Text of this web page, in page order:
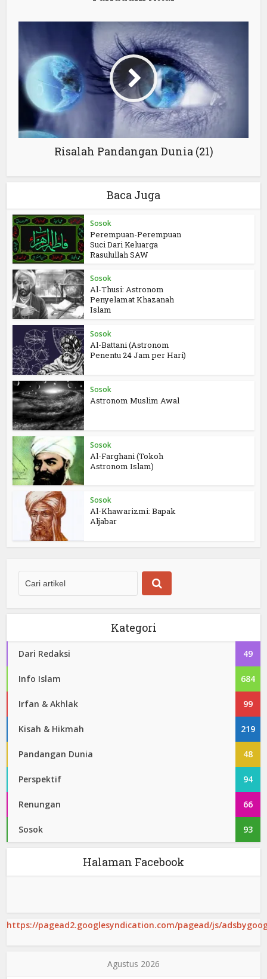
Risalah Pandangan Dunia (21)
Baca Juga
Sosok
Perempuan-Perempuan
Suci Dari Keluarga
Rasulullah SAW
Sosok
Al-Thusi: Astronom
Penyelamat Khazanah
Islam
Sosok
Al-Battani (Astronom
Penentu 24 Jam per Hari)
Sosok
Astronom Muslim Awal
Sosok
Al-Farghani (Tokoh
Astronom Islam)
Sosok
Al-Khawarizmi: Bapak
Aljabar
Kategori
Dari Redaksi 49
Info Islam 684
Irfan & Akhlak 99
Kisah & Hikmah 219
Pandangan Dunia 48
Perspektif 94
Renungan 66
Sosok 93
Halaman Facebook
https://pagead2.googlesyndication.com/pagead/js/
Agustus 2026